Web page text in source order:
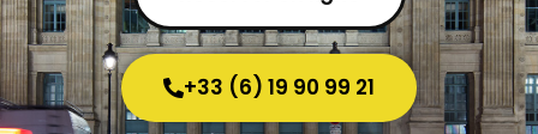
+33 (6) 19 90 99 21